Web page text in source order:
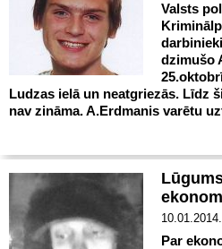
Valsts
dzimušo
Ludzas ielā un neatgriezās. Līdz
nav zināma. A.Erdmanis varētu
10.01.2014.
Par